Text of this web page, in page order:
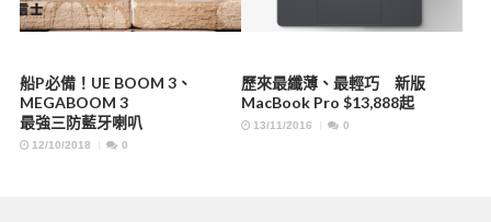
船P必備！UE BOOM 3、
MEGABOOM 3
最強三防藍牙喇叭
12/10/2018 0
歷來最纖薄、最輕巧 新版
MacBook Pro $13,888起
13/11/2016 0